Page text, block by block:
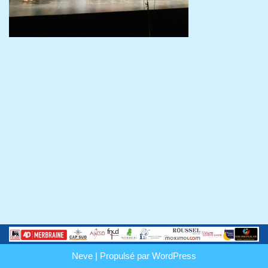
Neve | Propulsé par WordPress